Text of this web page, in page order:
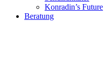
Konradin’s Future
Beratung